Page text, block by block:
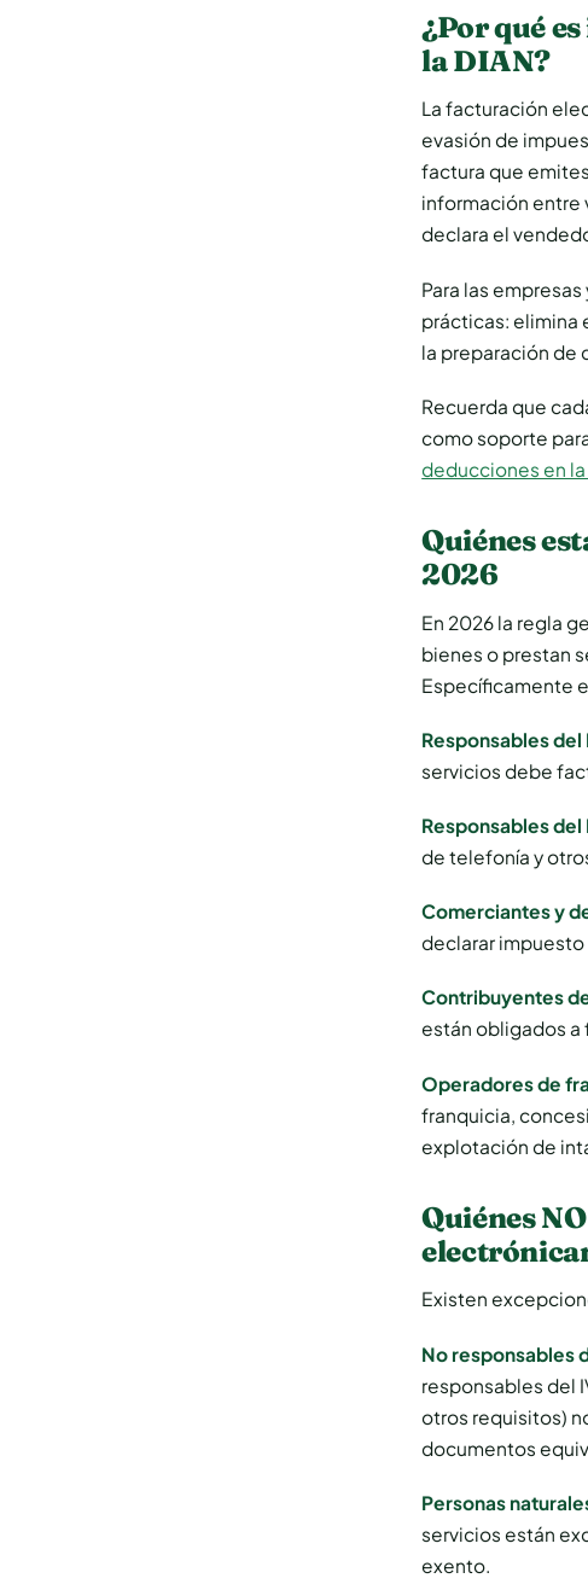
¿Por qué
la DIAN?
La facturación
evasión de
factura que
información entre
declara el
Para las
prácticas: elimina
la preparación de
Recuerda que
como soporte
deducciones en
Quiénes
2026
En 2026 la regla
bienes o prestan
Específicamente
Responsables del
servicios debe
Responsables
de telefonía y
Comerciantes y
declarar
Contribuyentes
están obligados
Operadores de
franquicia,
explotación de
Quiénes
Existen
No responsables
responsables del
otros requisitos)
documentos
Personas
servicios están
exento.